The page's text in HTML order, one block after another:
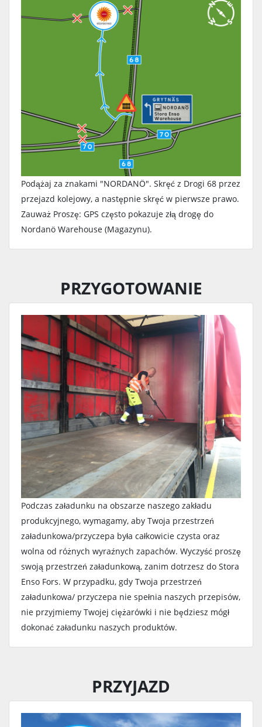
Podążaj za znakami "NORDANÖ". Skręć z Drogi 68 przez
przejazd kolejowy, a następnie skręć w pierwsze prawo.
Zauważ Proszę: GPS często pokazuje złą drogę do
Nordanö Warehouse (Magazynu).
PRZYGOTOWANIE
Podczas załadunku na obszarze naszego zakładu
produkcyjnego, wymagamy, aby Twoja przestrzeń
załadunkowa/przyczepa była całkowicie czysta oraz
wolna od różnych wyraźnych zapachów. Wyczyść proszę
swoją przestrzeń załadunkową, zanim dotrzesz do Stora
Enso Fors. W przypadku, gdy Twoja przestrzeń
załadunkowa/ przyczepa nie spełnia naszych przepisów,
nie przyjmiemy Twojej ciężarówki i nie będziesz mógł
dokonać załadunku naszych produktów.
PRZYJAZD